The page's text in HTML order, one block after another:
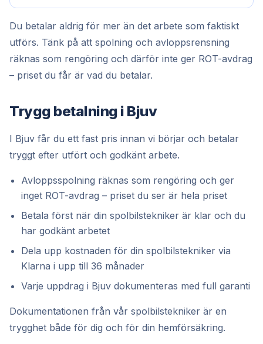
Du betalar aldrig för mer än det arbete som faktiskt
utförs. Tänk på att spolning och avloppsrensning
räknas som rengöring och därför inte ger ROT-avdrag
– priset du får är vad du betalar.
Trygg betalning i Bjuv
I Bjuv får du ett fast pris innan vi börjar och betalar
tryggt efter utfört och godkänt arbete.
Avloppsspolning räknas som rengöring och ger
inget ROT-avdrag – priset du ser är hela priset
Betala först när din spolbilstekniker är klar och du
har godkänt arbetet
Dela upp kostnaden för din spolbilstekniker via
Klarna i upp till 36 månader
Varje uppdrag i Bjuv dokumenteras med full garanti
Dokumentationen från vår spolbilstekniker är en
trygghet både för dig och för din hemförsäkring.